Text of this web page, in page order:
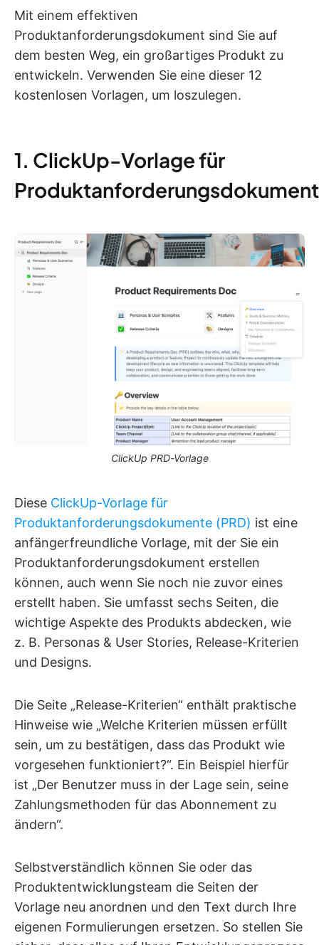
Mit einem effektiven
Produktanforderungsdokument sind Sie auf
dem besten Weg, ein großartiges Produkt zu
entwickeln. Verwenden Sie eine dieser 12
kostenlosen Vorlagen, um loszulegen.
1. ClickUp-Vorlage für
ClickUp PRD-Vorlage
Diese ClickUp-Vorlage für
Produktanforderungsdokumente (PRD) ist eine
anfängerfreundliche Vorlage, mit der Sie ein
Produktanforderungsdokument erstellen
können, auch wenn Sie noch nie zuvor eines
erstellt haben. Sie umfasst sechs Seiten, die
wichtige Aspekte des Produkts abdecken, wie
z. B. Personas & User Stories, Release-Kriterien
und Designs.
Die Seite „Release-Kriterien“ enthält praktische
Hinweise wie „Welche Kriterien müssen erfüllt
sein, um zu bestätigen, dass das Produkt wie
vorgesehen funktioniert?“. Ein Beispiel hierfür
ist „Der Benutzer muss in der Lage sein, seine
Zahlungsmethoden für das Abonnement zu
ändern“.
Selbstverständlich können Sie oder das
Produktentwicklungsteam die Seiten der
Vorlage neu anordnen und den Text durch Ihre
eigenen Formulierungen ersetzen. So stellen Sie